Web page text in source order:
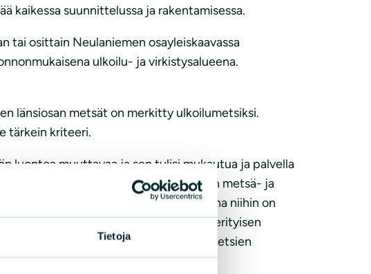
Tietoja
kaikessa suunnittelussa ja rakentamisessa.
tai osittain Neulaniemen osayleiskaavassa
ulkoilu- ja virkistysalueena.
länsiosan metsät on merkitty ulkoilumetsiksi.
tärkein kriteeri.
luontoa muuttavaa ja sen tulisi mukautua ja palvella
raskasta, se muuttaa pysyvästi alueen metsä- ja
luontaisesti, minkä seurauksena niihin on
lisäksi rehevyys tekee niistä erityisen
aiemmin, joten suunnitelman metsien